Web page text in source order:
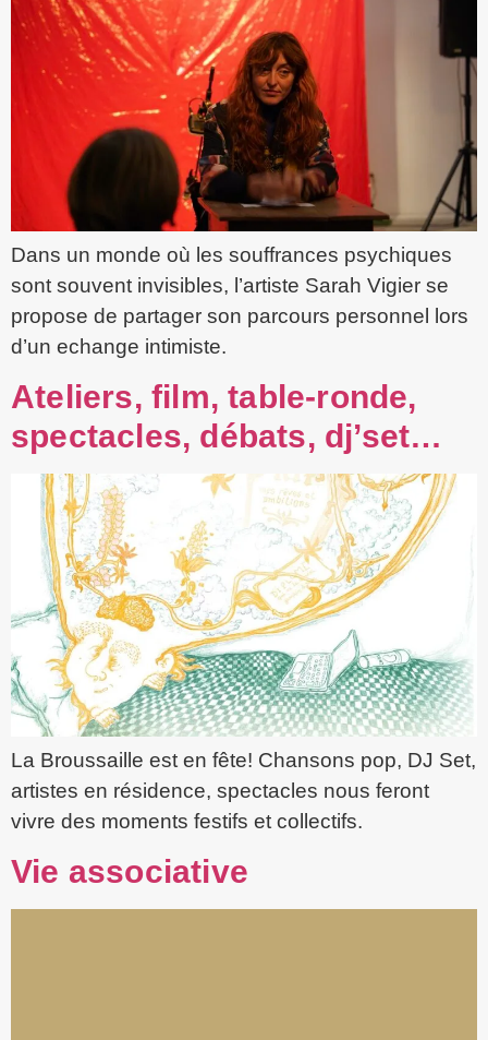
Dans un monde où les souffrances psychiques
sont souvent invisibles, l’artiste Sarah Vigier se
propose de partager son parcours personnel lors
d’un echange intimiste.
Ateliers, film, table-ronde,
spectacles, débats, dj’set…
La Broussaille est en fête! Chansons pop, DJ Set,
artistes en résidence, spectacles nous feront
vivre des moments festifs et collectifs.
Vie associative